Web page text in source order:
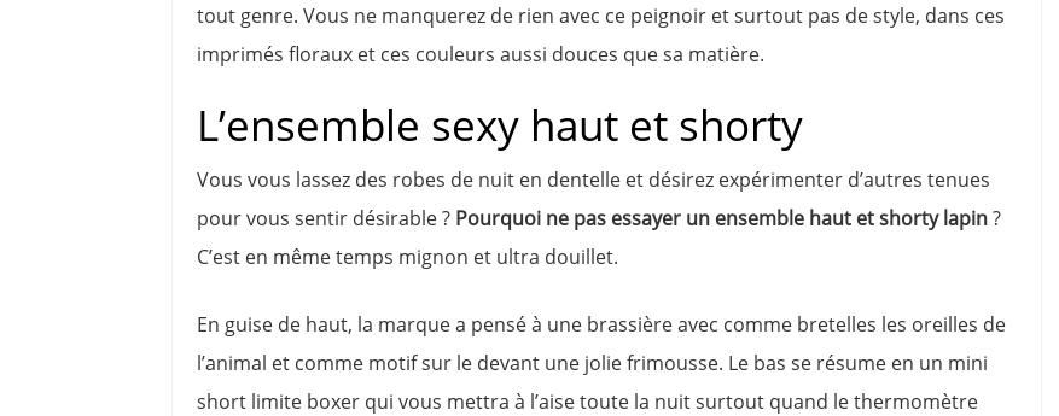
tout genre. Vous ne manquerez de rien avec ce peignoir et surtout pas de style, dans ces
imprimés floraux et ces couleurs aussi douces que sa matière.
L’ensemble sexy haut et shorty
Vous vous lassez des robes de nuit en dentelle et désirez expérimenter d’autres tenues
pour vous sentir désirable ? Pourquoi ne pas essayer un ensemble haut et shorty lapin?
C’est en même temps mignon et ultra douillet.
En guise de haut, la marque a pensé à une brassière avec comme bretelles les oreilles de
l’animal et comme motif sur le devant une jolie frimousse. Le bas se résume en un mini
short limite boxer qui vous mettra à l’aise toute la nuit surtout quand le thermomètre